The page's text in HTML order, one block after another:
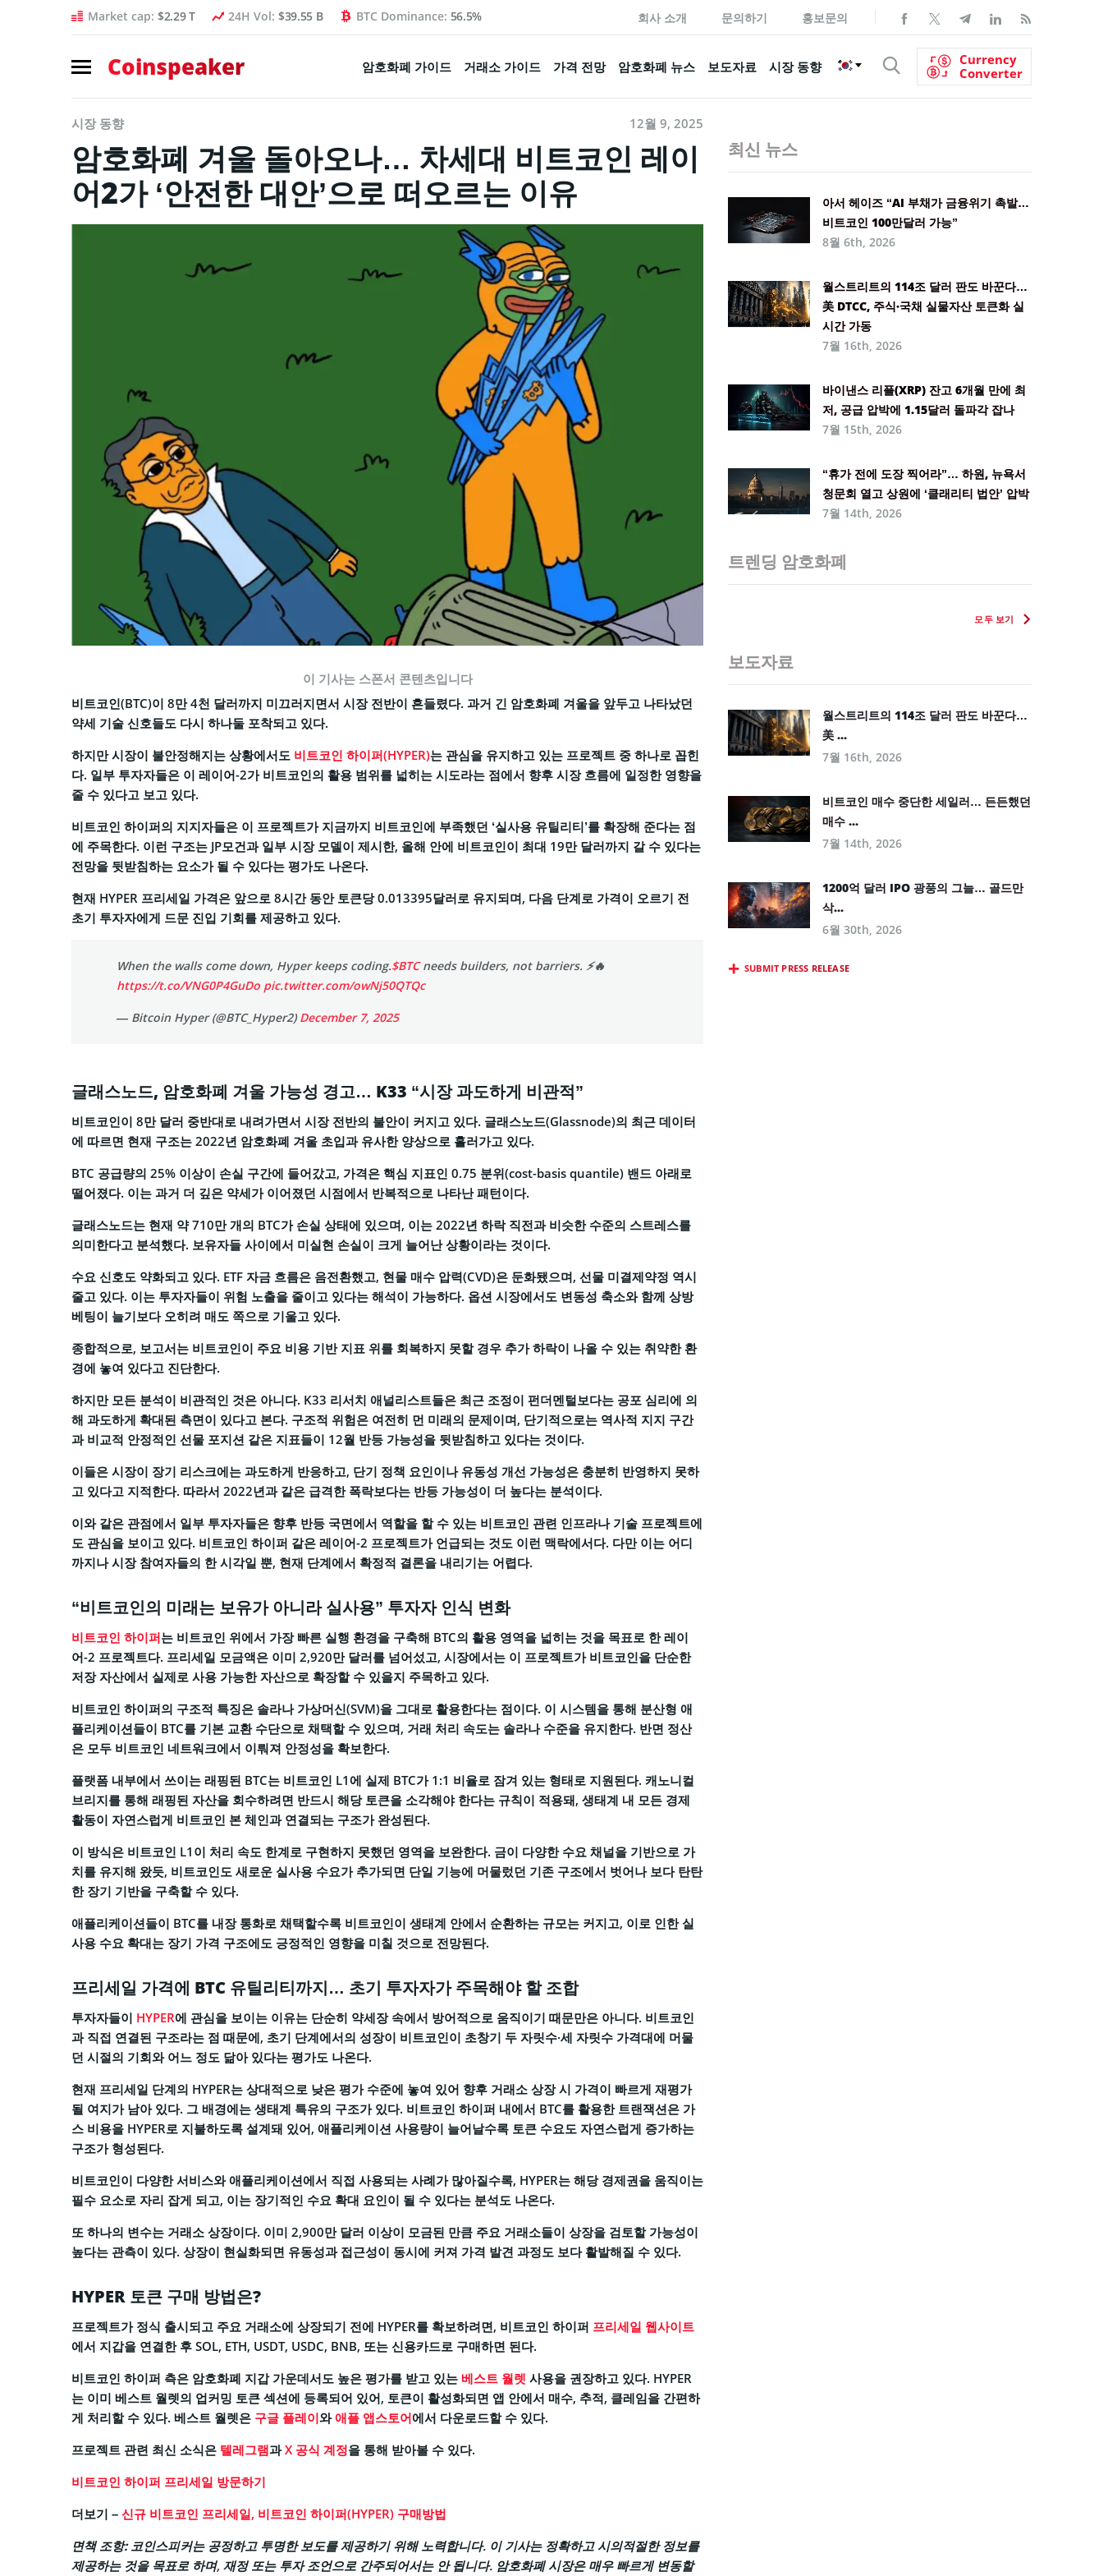
Market cap: $2.29 T 24H Vol: $39.55 B BTC Dominance: 56.5% 회사 소개 문의하기 홍보문의
Coinspeaker 암호화폐 가이드 거래소 가이드 가격 전망 암호화폐 뉴스 보도자료 시장 동향
Currency
Converter
시장 동향 12월 9, 2025
암호화폐 겨울 돌아오나… 차세대 비트코인 레이
어2가 ‘안전한 대안’으로 떠오르는 이유
이 기사는 스폰서 콘텐츠입니다
비트코인(BTC)이 8만 4천 달러까지 미끄러지면서 시장 전반이 흔들렸다. 과거 긴 암호화폐 겨울을 앞두고 나타났던
약세 기술 신호들도 다시 하나둘 포착되고 있다.
하지만 시장이 불안정해지는 상황에서도 비트코인 하이퍼(HYPER)는 관심을 유지하고 있는 프로젝트 중 하나로 꼽힌
다. 일부 투자자들은 이 레이어-2가 비트코인의 활용 범위를 넓히는 시도라는 점에서 향후 시장 흐름에 일정한 영향을
줄 수 있다고 보고 있다.
비트코인 하이퍼의 지지자들은 이 프로젝트가 지금까지 비트코인에 부족했던 ‘실사용 유틸리티’를 확장해 준다는 점
에 주목한다. 이런 구조는 JP모건과 일부 시장 모델이 제시한, 올해 안에 비트코인이 최대 19만 달러까지 갈 수 있다는
전망을 뒷받침하는 요소가 될 수 있다는 평가도 나온다.
현재 HYPER 프리세일 가격은 앞으로 8시간 동안 토큰당 0.013395달러로 유지되며, 다음 단계로 가격이 오르기 전
초기 투자자에게 드문 진입 기회를 제공하고 있다.
When the walls come down, Hyper keeps coding.$BTCneeds builders, not barriers. ⚡️🔥
https://t.co/VNG0P4GuDo pic.twitter.com/owNj50QTQc
— Bitcoin Hyper (@BTC_Hyper2)December 7, 2025
글래스노드, 암호화폐 겨울 가능성 경고… K33 “시장 과도하게 비관적”
비트코인이 8만 달러 중반대로 내려가면서 시장 전반의 불안이 커지고 있다. 글래스노드(Glassnode)의 최근 데이터
에 따르면 현재 구조는 2022년 암호화폐 겨울 초입과 유사한 양상으로 흘러가고 있다.
BTC 공급량의 25% 이상이 손실 구간에 들어갔고, 가격은 핵심 지표인 0.75 분위(cost-basis quantile) 밴드 아래로
떨어졌다. 이는 과거 더 깊은 약세가 이어졌던 시점에서 반복적으로 나타난 패턴이다.
글래스노드는 현재 약 710만 개의 BTC가 손실 상태에 있으며, 이는 2022년 하락 직전과 비슷한 수준의 스트레스를
의미한다고 분석했다. 보유자들 사이에서 미실현 손실이 크게 늘어난 상황이라는 것이다.
수요 신호도 약화되고 있다. ETF 자금 흐름은 음전환했고, 현물 매수 압력(CVD)은 둔화됐으며, 선물 미결제약정 역시
줄고 있다. 이는 투자자들이 위험 노출을 줄이고 있다는 해석이 가능하다. 옵션 시장에서도 변동성 축소와 함께 상방
베팅이 늘기보다 오히려 매도 쪽으로 기울고 있다.
종합적으로, 보고서는 비트코인이 주요 비용 기반 지표 위를 회복하지 못할 경우 추가 하락이 나올 수 있는 취약한 환
경에 놓여 있다고 진단한다.
하지만 모든 분석이 비관적인 것은 아니다. K33 리서치 애널리스트들은 최근 조정이 펀더멘털보다는 공포 심리에 의
해 과도하게 확대된 측면이 있다고 본다. 구조적 위험은 여전히 먼 미래의 문제이며, 단기적으로는 역사적 지지 구간
과 비교적 안정적인 선물 포지션 같은 지표들이 12월 반등 가능성을 뒷받침하고 있다는 것이다.
이들은 시장이 장기 리스크에는 과도하게 반응하고, 단기 정책 요인이나 유동성 개선 가능성은 충분히 반영하지 못하
고 있다고 지적한다. 따라서 2022년과 같은 급격한 폭락보다는 반등 가능성이 더 높다는 분석이다.
이와 같은 관점에서 일부 투자자들은 향후 반등 국면에서 역할을 할 수 있는 비트코인 관련 인프라나 기술 프로젝트에
도 관심을 보이고 있다. 비트코인 하이퍼 같은 레이어-2 프로젝트가 언급되는 것도 이런 맥락에서다. 다만 이는 어디
까지나 시장 참여자들의 한 시각일 뿐, 현재 단계에서 확정적 결론을 내리기는 어렵다.
“비트코인의 미래는 보유가 아니라 실사용” 투자자 인식 변화
비트코인 하이퍼는 비트코인 위에서 가장 빠른 실행 환경을 구축해 BTC의 활용 영역을 넓히는 것을 목표로 한 레이
어-2 프로젝트다. 프리세일 모금액은 이미 2,920만 달러를 넘어섰고, 시장에서는 이 프로젝트가 비트코인을 단순한
저장 자산에서 실제로 사용 가능한 자산으로 확장할 수 있을지 주목하고 있다.
비트코인 하이퍼의 구조적 특징은 솔라나 가상머신(SVM)을 그대로 활용한다는 점이다. 이 시스템을 통해 분산형 애
플리케이션들이 BTC를 기본 교환 수단으로 채택할 수 있으며, 거래 처리 속도는 솔라나 수준을 유지한다. 반면 정산
은 모두 비트코인 네트워크에서 이뤄져 안정성을 확보한다.
플랫폼 내부에서 쓰이는 래핑된 BTC는 비트코인 L1에 실제 BTC가 1:1 비율로 잠겨 있는 형태로 지원된다. 캐노니컬
브리지를 통해 래핑된 자산을 회수하려면 반드시 해당 토큰을 소각해야 한다는 규칙이 적용돼, 생태계 내 모든 경제
활동이 자연스럽게 비트코인 본 체인과 연결되는 구조가 완성된다.
이 방식은 비트코인 L1이 처리 속도 한계로 구현하지 못했던 영역을 보완한다. 금이 다양한 수요 채널을 기반으로 가
치를 유지해 왔듯, 비트코인도 새로운 실사용 수요가 추가되면 단일 기능에 머물렀던 기존 구조에서 벗어나 보다 탄탄
한 장기 기반을 구축할 수 있다.
애플리케이션들이 BTC를 내장 통화로 채택할수록 비트코인이 생태계 안에서 순환하는 규모는 커지고, 이로 인한 실
사용 수요 확대는 장기 가격 구조에도 긍정적인 영향을 미칠 것으로 전망된다.
프리세일 가격에 BTC 유틸리티까지… 초기 투자자가 주목해야 할 조합
투자자들이 HYPER에 관심을 보이는 이유는 단순히 약세장 속에서 방어적으로 움직이기 때문만은 아니다. 비트코인
과 직접 연결된 구조라는 점 때문에, 초기 단계에서의 성장이 비트코인이 초창기 두 자릿수·세 자릿수 가격대에 머물
던 시절의 기회와 어느 정도 닮아 있다는 평가도 나온다.
현재 프리세일 단계의 HYPER는 상대적으로 낮은 평가 수준에 놓여 있어 향후 거래소 상장 시 가격이 빠르게 재평가
될 여지가 남아 있다. 그 배경에는 생태계 특유의 구조가 있다. 비트코인 하이퍼 내에서 BTC를 활용한 트랜잭션은 가
스 비용을 HYPER로 지불하도록 설계돼 있어, 애플리케이션 사용량이 늘어날수록 토큰 수요도 자연스럽게 증가하는
구조가 형성된다.
비트코인이 다양한 서비스와 애플리케이션에서 직접 사용되는 사례가 많아질수록, HYPER는 해당 경제권을 움직이는
필수 요소로 자리 잡게 되고, 이는 장기적인 수요 확대 요인이 될 수 있다는 분석도 나온다.
또 하나의 변수는 거래소 상장이다. 이미 2,900만 달러 이상이 모금된 만큼 주요 거래소들이 상장을 검토할 가능성이
높다는 관측이 있다. 상장이 현실화되면 유동성과 접근성이 동시에 커져 가격 발견 과정도 보다 활발해질 수 있다.
HYPER 토큰 구매 방법은?
프로젝트가 정식 출시되고 주요 거래소에 상장되기 전에 HYPER를 확보하려면, 비트코인 하이퍼 프리세일 웹사이트
에서 지갑을 연결한 후 SOL, ETH, USDT, USDC, BNB, 또는 신용카드로 구매하면 된다.
비트코인 하이퍼 측은 암호화폐 지갑 가운데서도 높은 평가를 받고 있는 베스트 월렛 사용을 권장하고 있다. HYPER
는 이미 베스트 월렛의 업커밍 토큰 섹션에 등록되어 있어, 토큰이 활성화되면 앱 안에서 매수, 추적, 클레임을 간편하
게 처리할 수 있다. 베스트 월렛은 구글 플레이와애플 앱스토어에서 다운로드할 수 있다.
프로젝트 관련 최신 소식은 텔레그램과X 공식 계정을 통해 받아볼 수 있다.
비트코인 하이퍼 프리세일 방문하기
더보기 – 신규 비트코인 프리세일, 비트코인 하이퍼(HYPER) 구매방법
면책 조항:코인스피커는 공정하고 투명한 보도를 제공하기 위해 노력합니다. 이 기사는 정확하고 시의적절한 정보를
제공하는 것을 목표로 하며, 재정 또는 투자 조언으로 간주되어서는 안 됩니다. 암호화폐 시장은 매우 빠르게 변동할
최신 뉴스
아서 헤이즈 “AI 부채가 금융위기 촉발…
비트코인 100만달러 가능”
8월 6th, 2026
월스트리트의 114조 달러 판도 바꾼다…
美 DTCC, 주식·국채 실물자산 토큰화 실
시간 가동
7월 16th, 2026
바이낸스 리플(XRP) 잔고 6개월 만에 최
저, 공급 압박에 1.15달러 돌파각 잡나
7월 15th, 2026
“휴가 전에 도장 찍어라”… 하원, 뉴욕서
청문회 열고 상원에 ‘클래리티 법안’ 압박
7월 14th, 2026
트렌딩 암호화폐
모두 보기
보도자료
월스트리트의 114조 달러 판도 바꾼다…
美 ...
7월 16th, 2026
비트코인 매수 중단한 세일러… 든든했던
매수 ...
7월 14th, 2026
1200억 달러 IPO 광풍의 그늘… 골드만
삭...
6월 30th, 2026
SUBMIT PRESS RELEASE